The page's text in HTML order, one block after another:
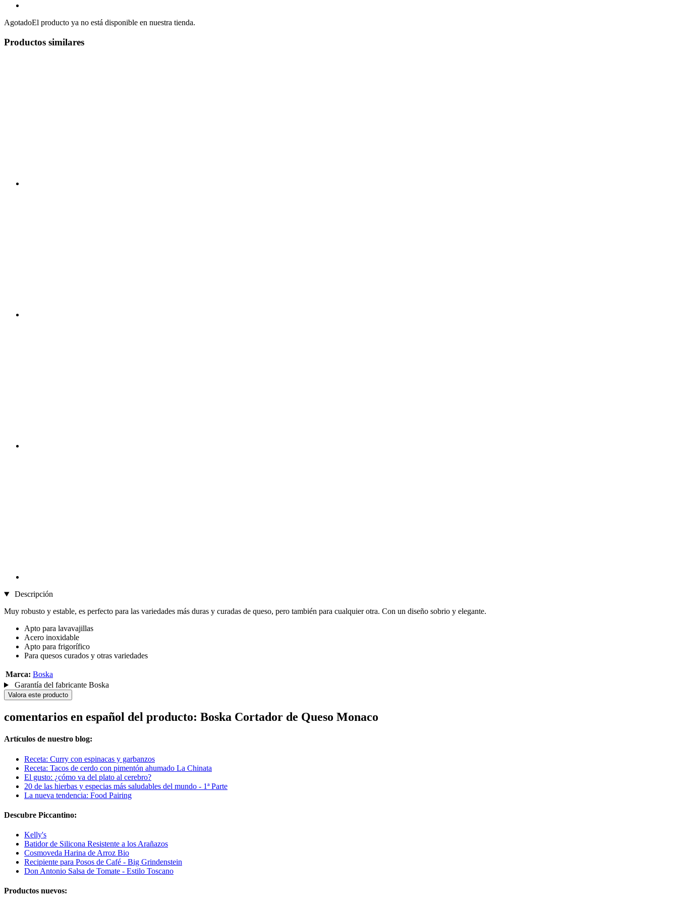
AgotadoEl producto ya no está disponible en nuestra tienda.
Productos similares
Descripción
Muy robusto y estable, es perfecto para las variedades más duras y curadas de queso, pero también para cualquier otra. Con un diseño sobrio y elegante.
Apto para lavavajillas
Acero inoxidable
Apto para frigorífico
Para quesos curados y otras variedades
Marca: Boska
Garantía del fabricante Boska
Valora este producto
comentarios en español del producto: Boska Cortador de Queso Monaco
Artículos de nuestro blog:
Receta: Curry con espinacas y garbanzos
Receta: Tacos de cerdo con pimentón ahumado La Chinata
El gusto: ¿cómo va del plato al cerebro?
20 de las hierbas y especias más saludables del mundo - 1ª Parte
La nueva tendencia: Food Pairing
Descubre Piccantino:
Kelly's
Batidor de Silicona Resistente a los Arañazos
Cosmoveda Harina de Arroz Bio
Recipiente para Posos de Café - Big Grindenstein
Don Antonio Salsa de Tomate - Estilo Toscano
Productos nuevos: